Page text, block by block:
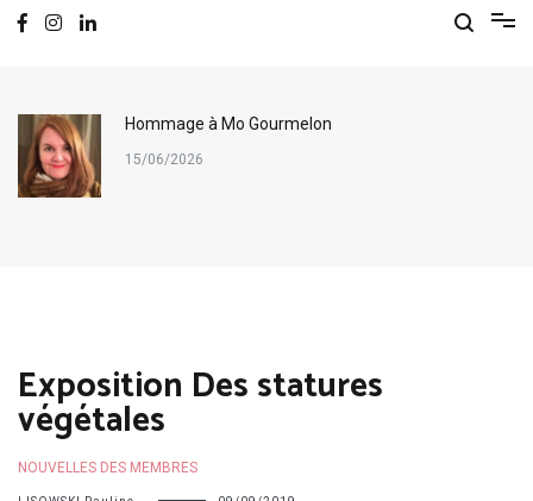
Hommage à Mo Gourmelon
15/06/2026
Exposition Des statures
végétales
NOUVELLES DES MEMBRES